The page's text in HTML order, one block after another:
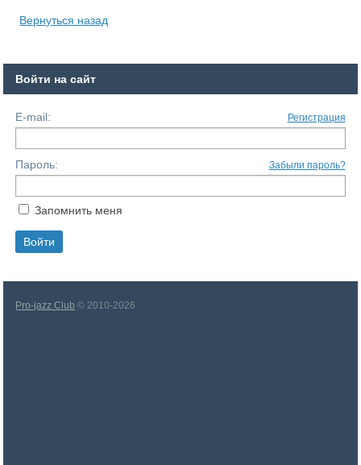
Вернуться назад
Войти на сайт
E-mail: Регистрация
Пароль: Забыли пароль?
Запомнить меня
Pro-jazz Club © 2010-2026